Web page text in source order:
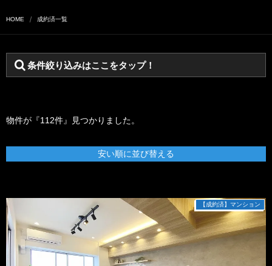
HOME 成約済一覧
条件絞り込みはここをタップ！
物件が『112件』見つかりました。
安い順に並び替える
【成約済】マンション